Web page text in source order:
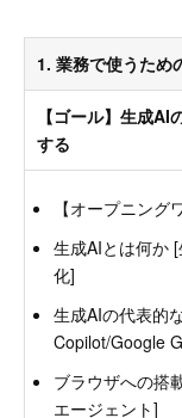
1. 業務で使うため
【ゴール】生成
する
【オープニング
生成AIとは何か
化]
生成AIの代表的
Copilot/Google
ブラウザへの搭
エージェント]